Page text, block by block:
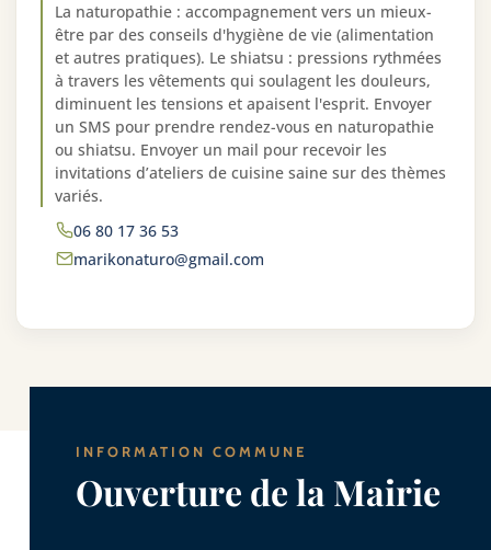
La naturopathie : accompagnement vers un mieux-
être par des conseils d'hygiène de vie (alimentation
et autres pratiques). Le shiatsu : pressions rythmées
à travers les vêtements qui soulagent les douleurs,
diminuent les tensions et apaisent l'esprit. Envoyer
un SMS pour prendre rendez-vous en naturopathie
ou shiatsu. Envoyer un mail pour recevoir les
invitations d’ateliers de cuisine saine sur des thèmes
variés.
06 80 17 36 53
marikonaturo@gmail.com
INFORMATION COMMUNE
Ouverture de la Mairie